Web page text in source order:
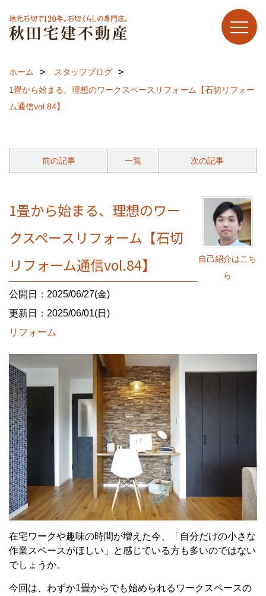
ホーム
スタッフブログ
1畳から始まる、理想のワークスペースリフォーム【石切リフォー
ム通信vol.84】
前の記事 一覧 次の記事
自己紹介はこち
ら
1畳から始まる、理想のワー
クスペースリフォーム【石切
リフォーム通信vol.84】
公開日：2025/06/27(金)
更新日：2025/06/01(日)
リフォーム
在宅ワークや趣味の時間が増えた今、「自分だけの小さな
作業スペースがほしい」と感じている方も多いのではない
でしょうか。
今回は、わずか1畳からでも始められるワークスペースの